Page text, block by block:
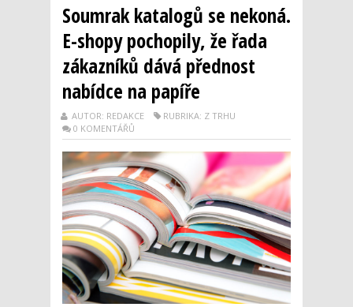
Soumrak katalogů se nekoná.
E-shopy pochopily, že řada
zákazníků dává přednost
nabídce na papíře
AUTOR: REDAKCE
RUBRIKA: Z TRHU
0 KOMENTÁŘŮ